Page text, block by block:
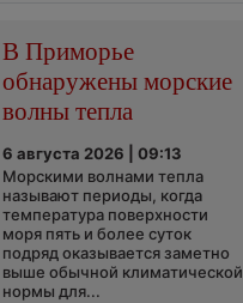
В Приморье
обнаружены морские
волны тепла
6 августа 2026 | 09:13
Морскими волнами тепла
называют периоды, когда
температура поверхности
моря пять и более суток
подряд оказывается заметно
выше обычной климатической
нормы для...